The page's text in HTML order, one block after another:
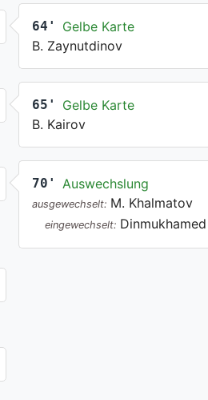
64'
Gelbe Karte
B. Zaynutdinov
65'
Gelbe Karte
B. Kairov
70' Auswechslung
ausgewechselt: M. Khalmatov
eingewechselt: